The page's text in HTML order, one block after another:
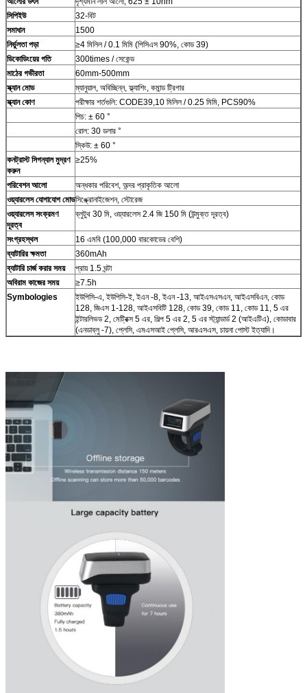
সিপিইউ
32-বিট
সমাধান
1500
নির্ভুলতা পড়া
≥4 মিলিল / 0.1 মিমি (পিসিএস 90%, কোড 39)
ডিকোডিংয়ের গতি
300times / সেকেন্ড
মাঠের গভীরতা
60mm-500mm
স্ক্যান মোড
ম্যানুয়াল, অবিচ্ছিন্ন, ফ্ল্যাশিং, কমান্ড ট্রিগার
স্ক্যান কোণ
পরীক্ষার শর্তগুলি: CODE39,10 মিলিল / 0.25 মিমি, PCS90%
পিচ: ± 60 °
রোল: 30 ডলার °
স্কিউ: ± 60 °
কনট্রাস্ট সিগন্যাল মুদ্রণ
করুন
≥25%
পরিবেশন আলো
অন্ধকার পরিবেশ, অন্দর প্রাকৃতিক আলো
ওয়্যারলেস যোগাযোগ মোডসিঙ্ক্রোনাইজেশন, স্টোরেজ
ওয়্যারলেস সংক্রমণ
দূরত্ব
ব্লুটুথ 30 মি, ওয়্যারলেস 2.4 জি 150 মি (উন্মুক্ত দূরত্ব)
সংগ্রহস্থল
16 এমবি (100,000 বারকোডের বেশি)
ব্যাটারির ক্ষমতা
360mAh
ব্যাটারি চার্জ করার সময়
প্রায় 1.5 ঘন্টা
অবিরাম কাজের সময়
≥7.5h
Symbologies
ইউপিসি-এ, ইউপিসি-ই, ইএন -8, ইএন -13, আইএসএসএন, আইএসবিএন, কোড
128, জিএস 1-128, আইএসবিটি 128, কোড 39, কোড 11, কোড 11, 5 এর
ইন্টারলিভড 2, মেট্রিক্স 5 এর, শিল্প 5 এর 2, 5 এর স্ট্যান্ডার্ড 2 (আইএটিএ), কোডাবার
(এনডাব্লু -7), প্লেসি, এমএসআই প্লেসি, আরএসএস, চায়না পোস্ট ইত্যাদি।